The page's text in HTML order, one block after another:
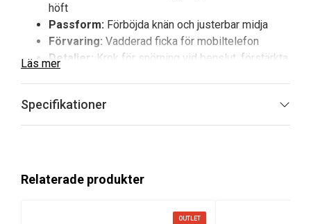
höft
Passform: Förböjda knän och justerbar midja
Förvaring: Vadderad ficka för mobiltelefon
Detaljer: Krok för snörning vid benslut, förstärkta
XPLORER Fritidsbyxa Grå (Dam) är utvecklad för att ge
mobilficka och förstärkningar vid anklar är den ett
Läs mer
Specifikationer
Relaterade produkter
OUTLET